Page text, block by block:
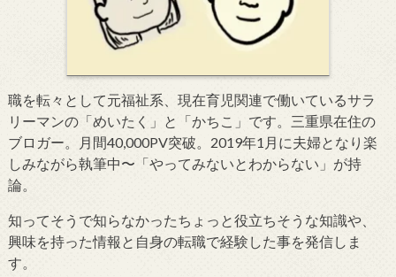
職を転々として元福祉系、現在育児関連で働いているサラ
リーマンの「めいたく」と「かちこ」です。三重県在住の
ブロガー。月間40,000PV突破。2019年1月に夫婦となり楽
しみながら執筆中〜「やってみないとわからない」が持
論。
知ってそうで知らなかったちょっと役立ちそうな知識や、
興味を持った情報と自身の転職で経験した事を発信しま
す。